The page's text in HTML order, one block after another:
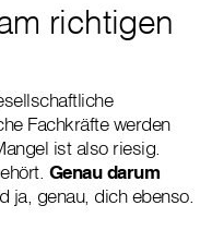
richtigen
Fachkräfte werden
ist also riesig.
Genau darum
ja, genau, dich ebenso.